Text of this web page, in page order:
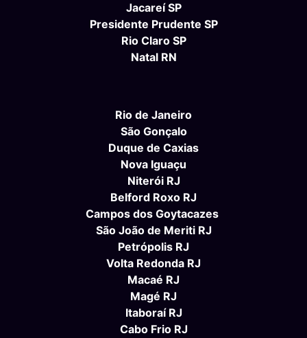
Jacareí SP
Presidente Prudente SP
Rio Claro SP
Natal RN
Rio de Janeiro
São Gonçalo
Duque de Caxias
Nova Iguaçu
Niterói RJ
Belford Roxo RJ
Campos dos Goytacazes
São João de Meriti RJ
Petrópolis RJ
Volta Redonda RJ
Macaé RJ
Magé RJ
Itaboraí RJ
Cabo Frio RJ